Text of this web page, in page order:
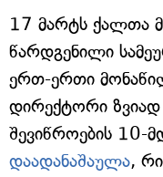
17 მარტს ქალთა
წარდგენილი
ერთ-ერთი
დირექტორი
შევიწროების 10-
დაადანაშაულა,